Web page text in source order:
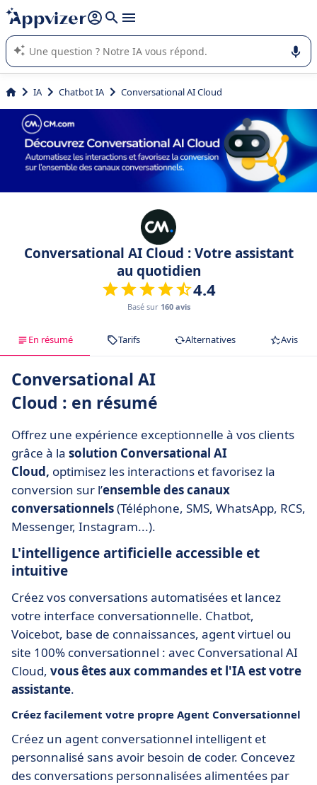
répondre (plusieurs lignes avec
L'IA de Appvizer vous guide dans l'utilisation ou la sélection de
logiciel SaaS en entreprise.
IA Chatbot IA Conversational AI Cloud
Conversational AI Cloud : Votre assistant
au quotidien
4.4
Basé sur 160 avis
En résumé Tarifs Alternatives Avis
Conversational AI
Cloud : en résumé
Offrez une expérience exceptionnelle à vos clients
grâce à la solution Conversational AI
Cloud, optimisez les interactions et favorisez la
conversion sur l’ensemble des canaux
conversationnels(Téléphone, SMS, WhatsApp, RCS,
Messenger, Instagram...).
L'intelligence artificielle accessible et
intuitive
Créez vos conversations automatisées et lancez
votre interface conversationnelle. Chatbot,
Voicebot, base de connaissances, agent virtuel ou
site 100% conversationnel : avec Conversational AI
Cloud, vous êtes aux commandes et l'IA est votre
assistante.
Créez facilement votre propre Agent Conversationnel
Créez un agent conversationnel intelligent et
personnalisé sans avoir besoin de coder. Concevez
des conversations personnalisées alimentées par